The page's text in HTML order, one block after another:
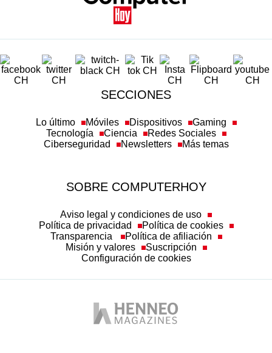
SECCIONES
Lo último Móviles Dispositivos
Gaming
Tecnología
Ciencia
Redes Sociales
Ciberseguridad
Newsletters Más temas
SOBRE COMPUTERHOY
Aviso legal y condiciones de uso
Política de privacidad
Política de cookies
Transparencia
Política de afiliación
Misión y valores
Suscripción
Configuración de cookies